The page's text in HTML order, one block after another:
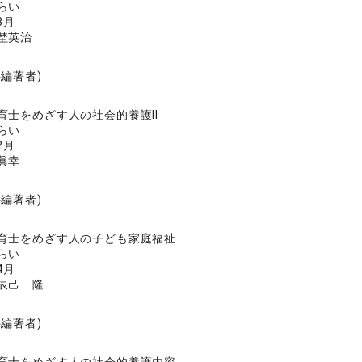
い
英治
著者)
をめざす人の社会的養護Ⅱ
い
幸
著者)
をめざす人の子ども家庭福祉
い
己 隆
著者)